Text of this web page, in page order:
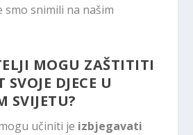
smo snimili na našim
MOGU ZAŠTITITI
DJECE U
SVIJETU?
učiniti je izbjegavati